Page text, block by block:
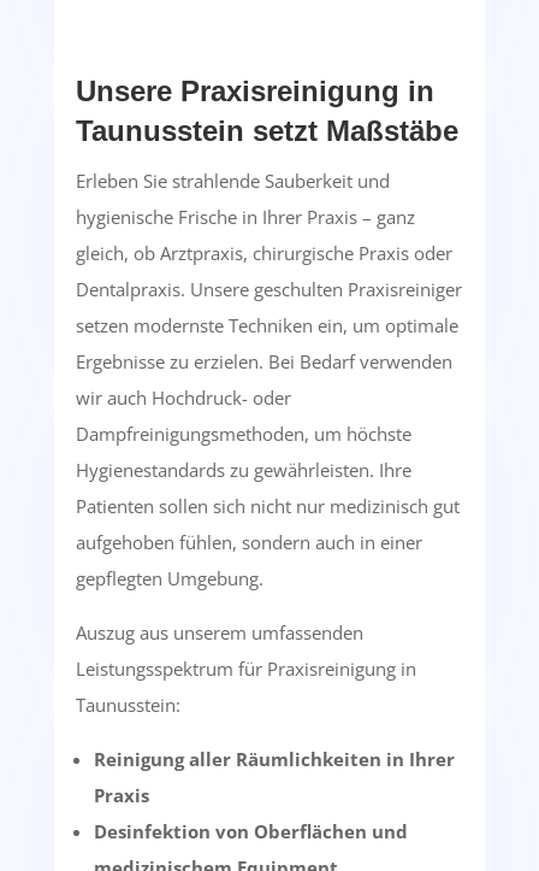
Unsere Praxisreinigung in
Taunusstein setzt Maßstäbe
Erleben Sie strahlende Sauberkeit und
hygienische Frische in Ihrer Praxis – ganz
gleich, ob Arztpraxis, chirurgische Praxis oder
Dentalpraxis. Unsere geschulten Praxisreiniger
setzen modernste Techniken ein, um optimale
Ergebnisse zu erzielen. Bei Bedarf verwenden
wir auch Hochdruck- oder
Dampfreinigungsmethoden, um höchste
Hygienestandards zu gewährleisten. Ihre
Patienten sollen sich nicht nur medizinisch gut
aufgehoben fühlen, sondern auch in einer
gepflegten Umgebung.
Auszug aus unserem umfassenden
Leistungsspektrum für Praxisreinigung in
Taunusstein:
Reinigung aller Räumlichkeiten in Ihrer
Praxis
Desinfektion von Oberflächen und